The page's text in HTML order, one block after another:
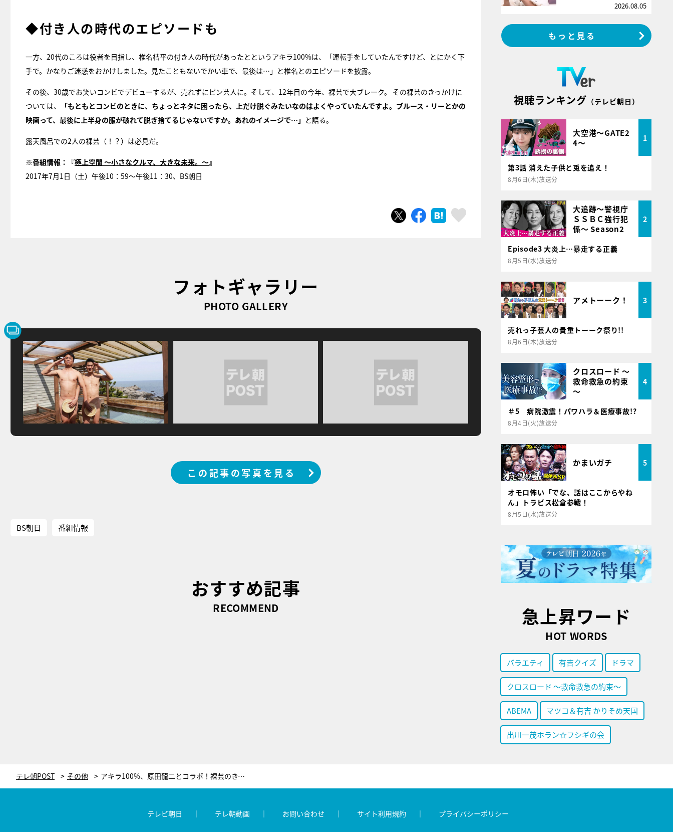
◆付き人の時代のエピソードも
一方、20代のころは役者を目指し、椎名桔平の付き人の時代があったとというアキラ100%は、「運転手をしていたんですけど、とにかく下
手で。かなりご迷惑をおかけしました。見たこともないでかい車で、最後は…」と椎名とのエピソードを披露。
その後、30歳でお笑いコンビでデビューするが、売れずにピン芸人に。そして、12年目の今年、裸芸で大ブレーク。 その裸芸のきっかけに
ついては、
「もともとコンビのときに、ちょっとネタに困ったら、上だけ脱ぐみたいなのはよくやっていたんですよ。ブルース・リーとかの
映画って、最後に上半身の服が破れて脱ぎ捨てるじゃないですか。あれのイメージで…」 と語る。
露天風呂での2人の裸芸（！？）は必見だ。
※番組情報：『極上空間 ～小さなクルマ、大きな未来。～』
2017年7月1日（土）午後10：59～午後11：30、BS朝日
ツイートシェア はてブ スキボタン
フォトギャラリー
PHOTO GALLERY
この記事の写真を見る
BS朝日 番組情報
おすすめ記事
RECOMMEND
2026.08.05
もっと見る
視聴ランキング （テレビ朝日）
大空港～GATE2
4～
1
第3話 消えた子供と兎を追え！
8月6日(木)放送分
大追跡～警視庁
ＳＳＢＣ強行犯
係～ Season2
2
Episode3 大炎上…暴走する正義
8月5日(水)放送分
アメトーーク！ 3
売れっ子芸人の貴重トーーク祭り!!
8月6日(木)放送分
クロスロード ～
救命救急の約束
～
4
＃5 病院激震！パワハラ＆医療事故!?
8月4日(火)放送分
かまいガチ 5
オモロ怖い「でな、話はここからやね
ん」トラビス松倉参戦！
8月5日(水)放送分
急上昇ワード
HOT WORDS
バラエティ 有吉クイズ ドラマ
クロスロード ～救命救急の約束～
ABEMA マツコ＆有吉 かりそめ天国
出川一茂ホラン☆フシギの会
テレ朝POST その他 アキラ100%、原田龍二とコラボ！裸芸のきっかけは、ブルース・リー⁈
テレビ朝日 テレ朝動画 お問い合わせ サイト利用規約 プライバシーポリシー